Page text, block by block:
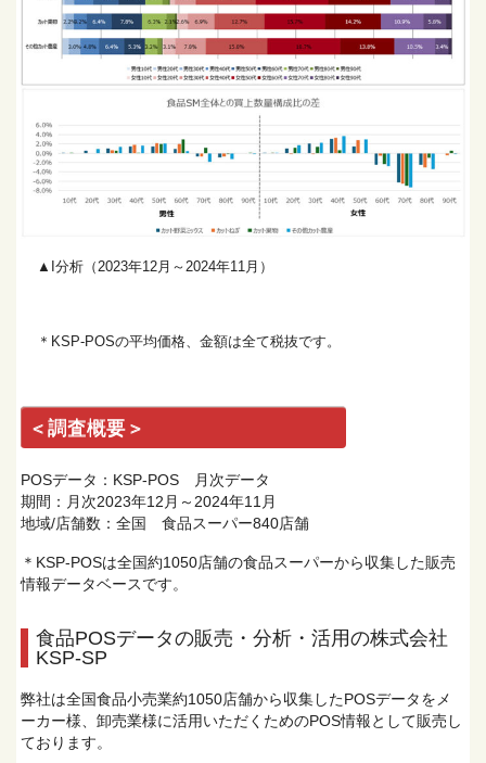
▲I分析（2023年12月～2024年11月）
＊KSP-POSの平均価格、金額は全て税抜です。
＜調査概要＞
POSデータ：KSP-POS 月次データ
期間：月次2023年12月～2024年11月
地域/店舗数：全国 食品スーパー840店舗
＊KSP-POSは全国約1050店舗の食品スーパーから収集した販売
情報データベースです。
食品POSデータの販売・分析・活用の株式会社
KSP-SP
弊社は全国食品小売業約1050店舗から収集したPOSデータをメ
ーカー様、卸売業様に活用いただくためのPOS情報として販売し
ております。